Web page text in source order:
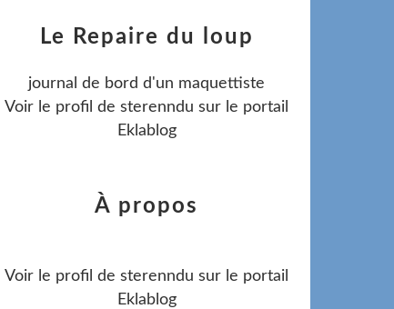
Le Repaire du loup
journal de bord d'un maquettiste
Voir le profil de sterenndu sur le portail
Eklablog
À propos
Voir le profil de sterenndu sur le portail
Eklablog